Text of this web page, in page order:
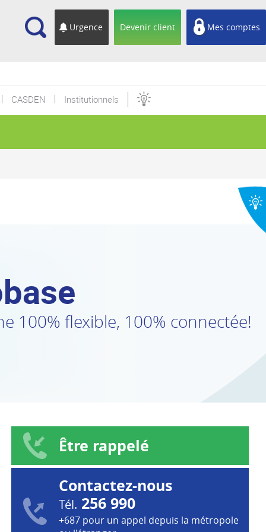
Urgence Devenir client Mes comptes
CASDEN Institutionnels
100% flexible, 100% connectée!
Être rappelé
Contactez-nous
Tél. 256 990
+687 pour un appel depuis la métropole